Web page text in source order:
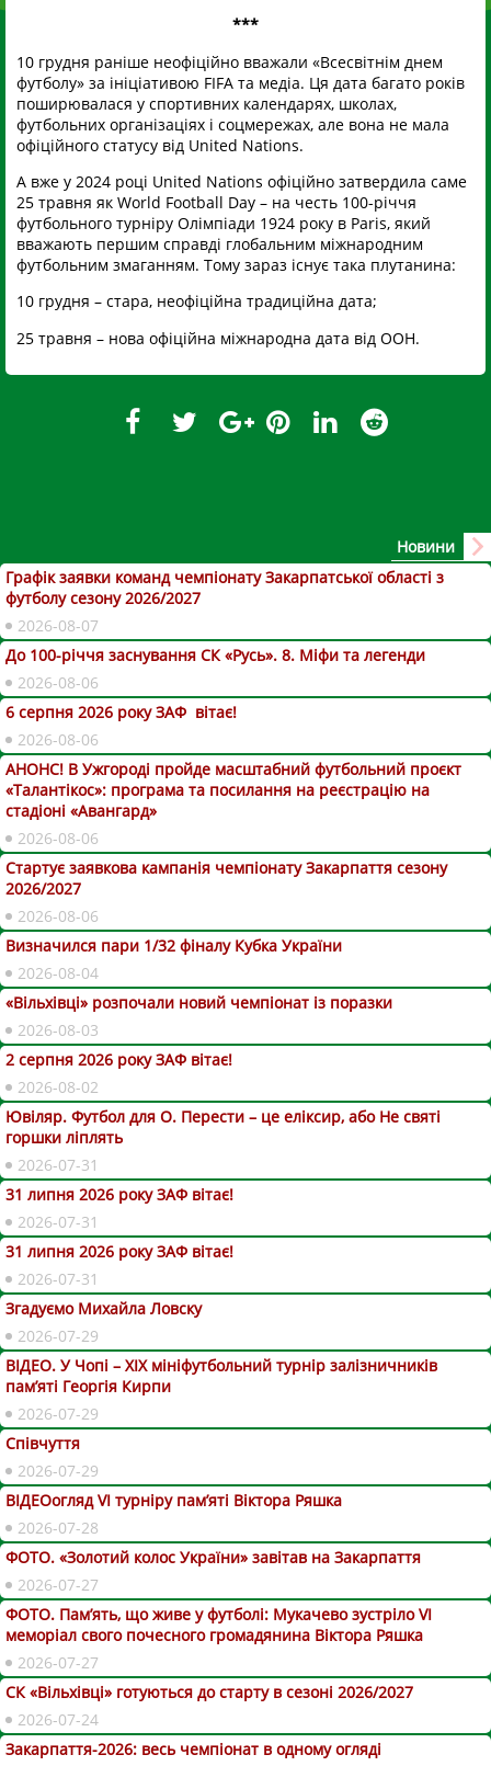
***
10 грудня раніше неофіційно вважали «Всесвітнім днем
футболу» за ініціативою FIFA та медіа. Ця дата багато років
поширювалася у спортивних календарях, школах,
футбольних організаціях і соцмережах, але вона не мала
офіційного статусу від United Nations.
А вже у 2024 році United Nations офіційно затвердила саме
25 травня як World Football Day – на честь 100-річчя
футбольного турніру Олімпіади 1924 року в Paris, який
вважають першим справді глобальним міжнародним
футбольним змаганням. Тому зараз існує така плутанина:
10 грудня – стара, неофіційна традиційна дата;
25 травня – нова офіційна міжнародна дата від ООН.
Новини
Графік заявки команд чемпіонату Закарпатської області з
футболу сезону 2026/2027
2026-08-07
До 100-річчя заснування СК «Русь». 8. Міфи та легенди
2026-08-06
6 серпня 2026 року ЗАФ вітає!
2026-08-06
АНОНС! В Ужгороді пройде масштабний футбольний проєкт
«Талантікос»: програма та посилання на реєстрацію на
стадіоні «Авангард»
2026-08-06
Стартує заявкова кампанія чемпіонату Закарпаття сезону
2026/2027
2026-08-06
Визначился пари 1/32 фіналу Кубка України
2026-08-04
«Вільхівці» розпочали новий чемпіонат із поразки
2026-08-03
2 серпня 2026 року ЗАФ вітає!
2026-08-02
Ювіляр. Футбол для О. Перести – це еліксир, або Не святі
горшки ліплять
2026-07-31
31 липня 2026 року ЗАФ вітає!
2026-07-31
31 липня 2026 року ЗАФ вітає!
2026-07-31
Згадуємо Михайла Ловску
2026-07-29
ВІДЕО. У Чопі – ХІХ мініфутбольний турнір залізничників
пам’яті Георгія Кирпи
2026-07-29
Співчуття
2026-07-29
ВІДЕОогляд VІ турніру пам’яті Віктора Ряшка
2026-07-28
ФОТО. «Золотий колос України» завітав на Закарпаття
2026-07-27
ФОТО. Пам’ять, що живе у футболі: Мукачево зустріло VI
меморіал свого почесного громадянина Віктора Ряшка
2026-07-27
СК «Вільхівці» готуються до старту в сезоні 2026/2027
2026-07-24
Закарпаття-2026: весь чемпіонат в одному огляді